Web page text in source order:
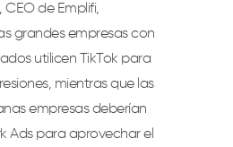
de Emplifi,
grandes empresas con
utilicen TikTok para
mientras que las
empresas deberían
Ads para aprovechar el